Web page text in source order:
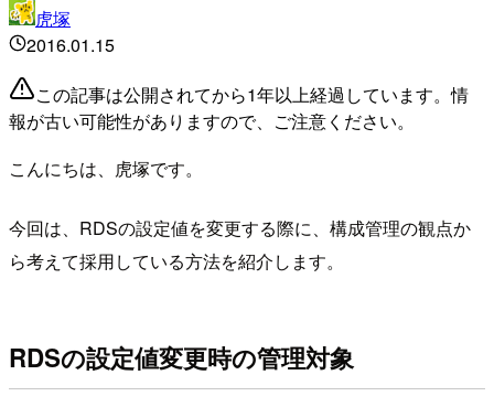
虎塚
2016.01.15
この記事は公開されてから1年以上経過しています。情
報が古い可能性がありますので、ご注意ください。
こんにちは、虎塚です。
今回は、RDSの設定値を変更する際に、構成管理の観点か
ら考えて採用している方法を紹介します。
RDSの設定値変更時の管理対象